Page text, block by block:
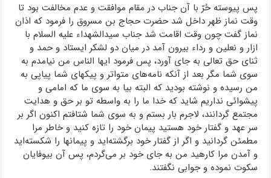
پس پیوسته حُرّ با آن جناب در مقام موافقت و عدم مخالفت بود تا
وقت نماز ظهر داخل شد حضرت حجاج بن مسروق را فرمود که اذان
نماز گفت چون وقت اقامت شد جناب سیدالشهداء علیه السلام با
ازار و نعلین و رداء بیرون آمد در میان دو لشکر ایستاد و حمد و
ثنای حق تعالی به جای آورد، پس فرمود ایها الناس من نیامدم به
سوی شما مگر بعد از آنکه نامه‌های متواتر و پیکهای شما پیاپی به
من رسیده و نوشته بودید که البته بیا به سوی ما که امامی و
پیشوائی نداریم شاید که خدا ما را به واسطه تو بر حق و هدایت
مجتمع گردانند، لاجرم بار بستم و به سوی شما شتافتم اکنون اگر بر
سر عهد و گفتار خود هستید پیمان خود را تازه کنید و خاطر مرا
مطمئن گردانید و اگر از گفتار خود برگشته‌اید و پیمانها را شکسته‌اید
و آمدن مرا کارهید من به جای خود بر می‌گردم، پس آن بیوفایان
سکوت نموده و جوابی نگفتند.